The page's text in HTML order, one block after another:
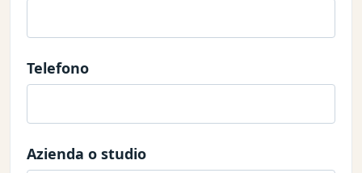
Telefono
Azienda o studio